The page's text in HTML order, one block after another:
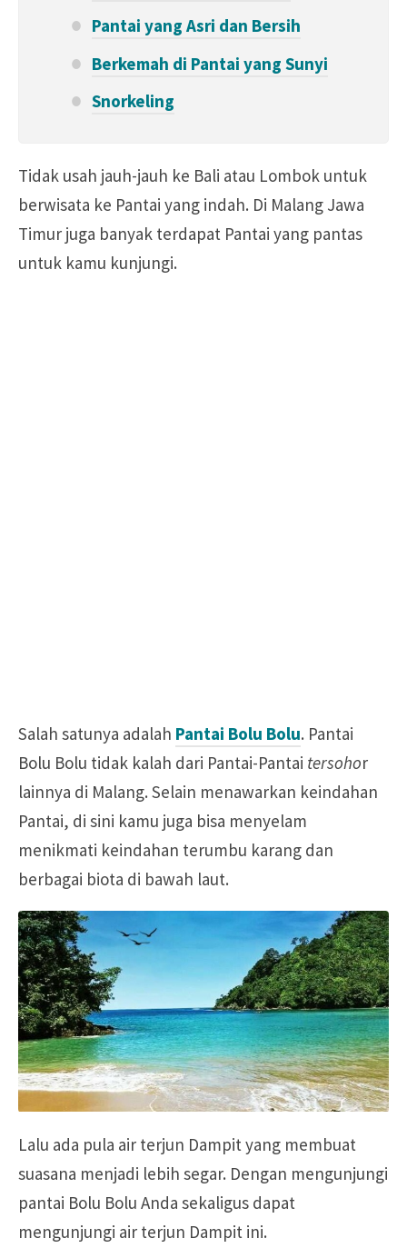
Pantai yang Asri dan Bersih
Berkemah di Pantai yang Sunyi
Snorkeling
Tidak usah jauh-jauh ke Bali atau Lombok untuk
berwisata ke Pantai yang indah. Di Malang Jawa
Timur juga banyak terdapat Pantai yang pantas
untuk kamu kunjungi.
Salah satunya adalah Pantai Bolu Bolu. Pantai
Bolu Bolu tidak kalah dari Pantai-Pantai tersohor
lainnya di Malang. Selain menawarkan keindahan
Pantai, di sini kamu juga bisa menyelam
menikmati keindahan terumbu karang dan
berbagai biota di bawah laut.
Lalu ada pula air terjun Dampit yang membuat
suasana menjadi lebih segar. Dengan mengunjungi
pantai Bolu Bolu Anda sekaligus dapat
mengunjungi air terjun Dampit ini.